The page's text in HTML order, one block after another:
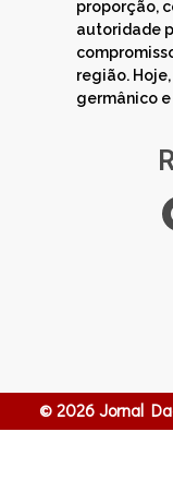
proporção,
autoridade
região.
germânico
© 2026 Jornal